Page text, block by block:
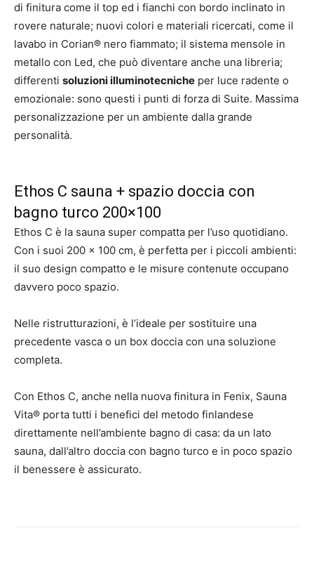
di finitura come il top ed i fianchi con bordo inclinato in
rovere naturale; nuovi colori e materiali ricercati, come il
lavabo in Corian® nero fiammato; il sistema mensole in
metallo con Led, che può diventare anche una libreria;
differenti soluzioni illuminotecniche per luce radente o
emozionale: sono questi i punti di forza di Suite. Massima
personalizzazione per un ambiente dalla grande
personalità.
Ethos C sauna + spazio doccia con
bagno turco 200×100
Ethos C è la sauna super compatta per l’uso quotidiano.
Con i suoi 200 x 100 cm, è perfetta per i piccoli ambienti:
il suo design compatto e le misure contenute occupano
davvero poco spazio.
Nelle ristrutturazioni, è l’ideale per sostituire una
precedente vasca o un box doccia con una soluzione
completa.
Con Ethos C, anche nella nuova finitura in Fenix, Sauna
Vita® porta tutti i benefici del metodo finlandese
direttamente nell’ambiente bagno di casa: da un lato
sauna, dall’altro doccia con bagno turco e in poco spazio
il benessere è assicurato.